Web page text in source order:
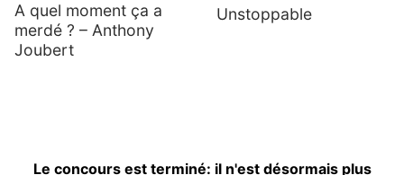
A quel moment ça a
merdé ? – Anthony
Joubert
Unstoppable
Le concours est terminé: il n'est désormais plus